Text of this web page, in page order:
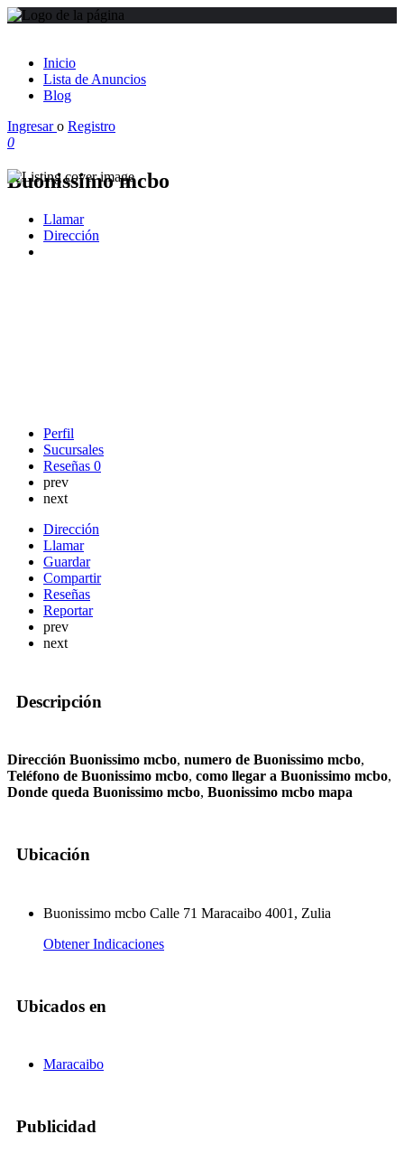
Inicio
Lista de Anuncios
Blog
Ingresaro Registro
0
Buonissimo mcbo
Llamar
Dirección
Perfil
Sucursales
Reseñas 0
prev
next
Dirección
Llamar
Guardar
Compartir
Reseñas
Reportar
prev
next
Descripción
Dirección Buonissimo mcbo, numero de Buonissimo mcbo,
Teléfono de Buonissimo mcbo, como llegar a Buonissimo mcbo,
Donde queda Buonissimo mcbo, Buonissimo mcbo mapa
Ubicación
Buonissimo mcbo Calle 71 Maracaibo 4001, Zulia
Obtener Indicaciones
Ubicados en
Maracaibo
Publicidad